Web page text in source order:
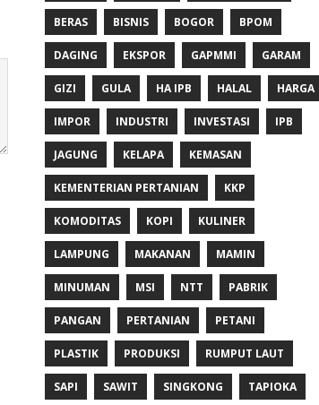
BERAS BISNIS BOGOR BPOM
DAGING EKSPOR GAPMMI GARAM
GIZI GULA HA IPB HALAL HARGA
IMPOR INDUSTRI INVESTASI IPB
JAGUNG KELAPA KEMASAN
KEMENTERIAN PERTANIAN KKP
KOMODITAS KOPI KULINER
LAMPUNG MAKANAN MAMIN
MINUMAN MSI NTT PABRIK
PANGAN PERTANIAN PETANI
PLASTIK PRODUKSI RUMPUT LAUT
SAPI SAWIT SINGKONG TAPIOKA